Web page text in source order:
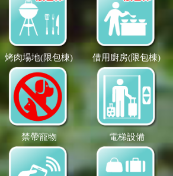
烤肉場地(限包棟) 借用廚房(限包棟)
禁帶寵物 電梯設備